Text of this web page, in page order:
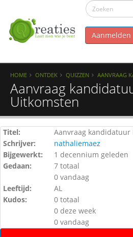
Aanmelden
HOME ONTDEK QUIZZEN AANVRAAG
Aanvraag
Uitkomsten
Titel:
Aanvraag kandidatuur
Schrijver:
nathaliemaez
Bijgewerkt:
1 decennium geleden
Gedaan:
7 totaal
0 vandaag
Leeftijd:
AL
Kudos:
0 totaal
0 deze week
0 vandaag